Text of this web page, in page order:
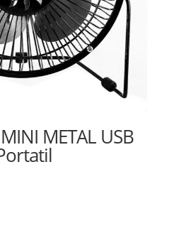
METAL USB